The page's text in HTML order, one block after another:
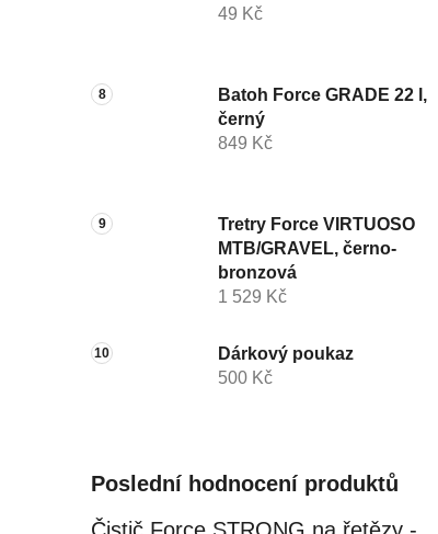
49 Kč
Batoh Force GRADE 22 l,
černý
849 Kč
Tretry Force VIRTUOSO
MTB/GRAVEL, černo-
bronzová
1 529 Kč
Dárkový poukaz
500 Kč
Poslední hodnocení produktů
Čistič Force STRONG na řetězy - 0,5 l, láhev - růžový